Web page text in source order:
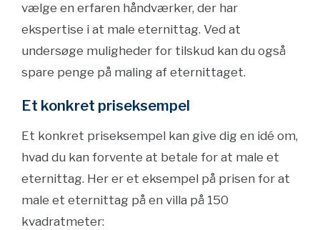
vælge en erfaren håndværker, der har
ekspertise i at male eternittag. Ved at
undersøge muligheder for tilskud kan du også
spare penge på maling af eternittaget.
Et konkret priseksempel
Et konkret priseksempel kan give dig en idé om,
hvad du kan forvente at betale for at male et
eternittag. Her er et eksempel på prisen for at
male et eternittag på en villa på 150
kvadratmeter: